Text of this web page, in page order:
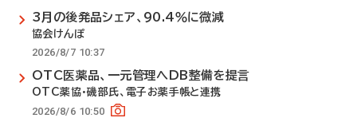
3月の後発品シェア、90.4％に微減
協会けんぽ
2026/8/7 10:37
OTC医薬品、一元管理へDB整備を提言
OTC薬協・磯部氏、電子お薬手帳と連携
2026/8/6 10:50